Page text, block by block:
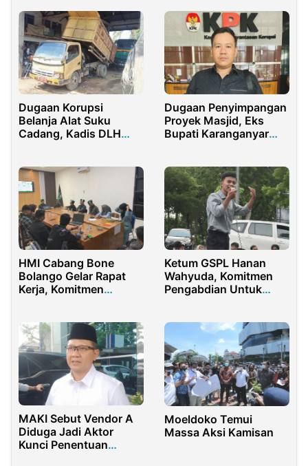
Dugaan Korupsi
Belanja Alat Suku
Cadang, Kadis DLH
Dugaan Penyimpangan
Proyek Masjid, Eks
Bupati Karanganyar
HMI Cabang Bone
Bolango Gelar Rapat
Kerja, Komitmen
Ketum GSPL Hanan
Wahyuda, Komitmen
Pengabdian Untuk
MAKI Sebut Vendor A
Diduga Jadi Aktor
Kunci Penentuan
Moeldoko Temui
Massa Aksi Kamisan